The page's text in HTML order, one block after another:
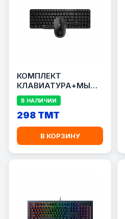
КОМПЛЕКТ
КЛАВИАТУРА+МЫШЬ
RAPOO X1800S
В НАЛИЧИИ
298 TMT
В КОРЗИНУ